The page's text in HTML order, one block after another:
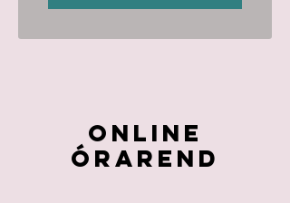
Online
Órarend